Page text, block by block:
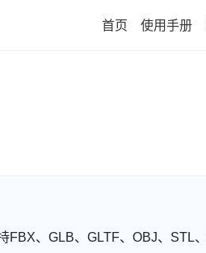
首页 使用手册
、GLB、GLTF、OBJ、STL